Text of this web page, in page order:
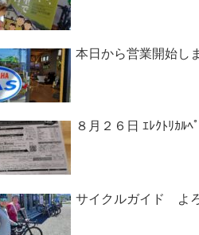
本日から営業開始し
８月２６日 ｴﾚｸﾄﾘｶﾙ
サイクルガイド よ